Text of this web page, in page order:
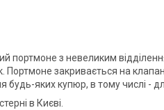
портмоне з невеликим
Портмоне закривається на
яких купюр, в тому числі -
в Києві.